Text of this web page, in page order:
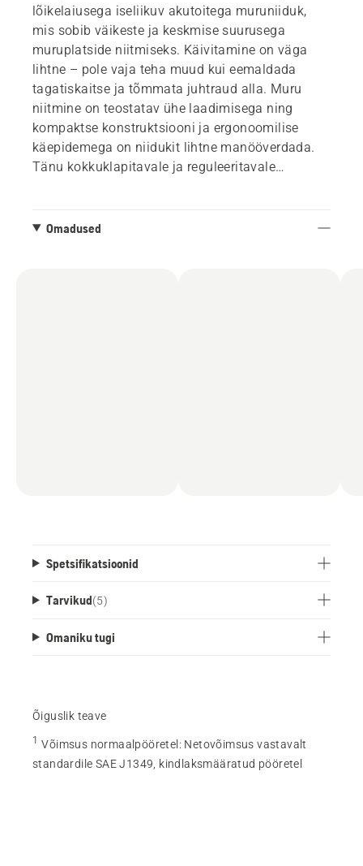
lõikelaiusega iseliikuv akutoitega muruniiduk,
mis sobib väikeste ja keskmise suurusega
muruplatside niitmiseks. Käivitamine on väga
lihtne – pole vaja teha muud kui eemaldada
tagatiskaitse ja tõmmata juhtraud alla. Muru
niitmine on teostatav ühe laadimisega ning
kompaktse konstruktsiooni ja ergonoomilise
käepidemega on niidukit lihtne manööverdada.
Tänu kokkuklapitavale ja reguleeritavale
transportida. Ühildub Husqvarna 36 V
Omadused
Spetsifikatsioonid
Tarvikud(5)
Omaniku tugi
Õiguslik teave
1 Võimsus normaalpööretel : Netovõimsus vastavalt
standardile SAE J1349, kindlaksmääratud pööretel